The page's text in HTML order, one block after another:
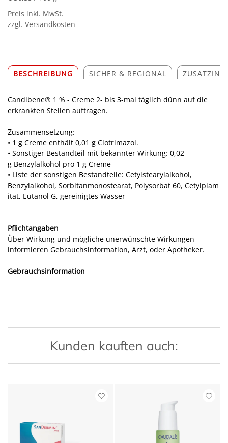
Preis inkl. MwSt.
zzgl. Versandkosten
BESCHREIBUNG SICHER & REGIONAL
Candibene® 1 % - Creme 2- bis 3-mal täglich dünn auf die
erkrankten Stellen auftragen.
Zusammensetzung:
• 1 g Creme enthält 0,01 g Clotrimazol.
• Sonstiger Bestandteil mit bekannter Wirkung: 0,02
g Benzylalkohol pro 1 g Creme
• Liste der sonstigen Bestandteile: Cetylstearylalkohol,
Benzylalkohol, Sorbitanmonostearat, Polysorbat 60, Cetylplam
itat, Eutanol G, gereinigtes Wasser
Pflichtangaben
Über Wirkung und mögliche unerwünschte Wirkungen
informieren Gebrauchsinformation, Arzt, oder Apotheker.
Gebrauchsinformation
Kunden kauften auch: